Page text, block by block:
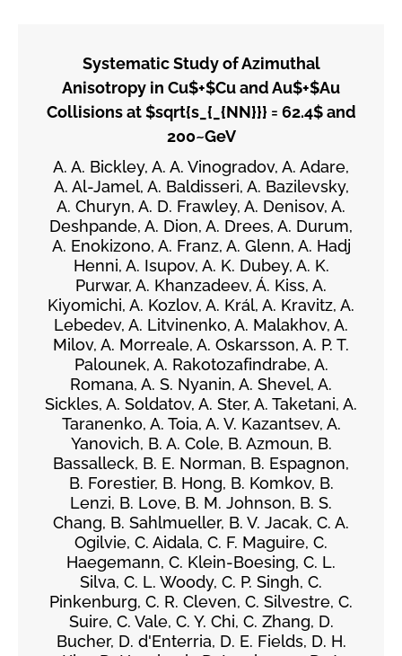
Systematic Study of Azimuthal
Anisotropy in Cu$+$Cu and Au$+$Au
Collisions at $sqrt{s_{_{NN}}} = 62.4$ and
200~GeV
A. A. Bickley, A. A. Vinogradov, A. Adare,
A. Al-Jamel, A. Baldisseri, A. Bazilevsky,
A. Churyn, A. D. Frawley, A. Denisov, A.
Deshpande, A. Dion, A. Drees, A. Durum,
A. Enokizono, A. Franz, A. Glenn, A. Hadj
Henni, A. Isupov, A. K. Dubey, A. K.
Purwar, A. Khanzadeev, Á. Kiss, A.
Kiyomichi, A. Kozlov, A. Král, A. Kravitz, A.
Lebedev, A. Litvinenko, A. Malakhov, A.
Milov, A. Morreale, A. Oskarsson, A. P. T.
Palounek, A. Rakotozafindrabe, A.
Romana, A. S. Nyanin, A. Shevel, A.
Sickles, A. Soldatov, A. Ster, A. Taketani, A.
Taranenko, A. Toia, A. V. Kazantsev, A.
Yanovich, B. A. Cole, B. Azmoun, B.
Bassalleck, B. E. Norman, B. Espagnon,
B. Forestier, B. Hong, B. Komkov, B.
Lenzi, B. Love, B. M. Johnson, B. S.
Chang, B. Sahlmueller, B. V. Jacak, C. A.
Ogilvie, C. Aidala, C. F. Maguire, C.
Haegemann, C. Klein-Boesing, C. L.
Silva, C. L. Woody, C. P. Singh, C.
Pinkenburg, C. R. Cleven, C. Silvestre, C.
Suire, C. Vale, C. Y. Chi, C. Zhang, D.
Bucher, D. d'Enterria, D. E. Fields, D. H.